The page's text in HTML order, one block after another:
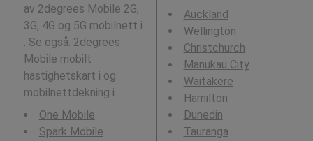
av 2degrees Mobile 2G,
3G, 4G og 5G mobilnett i
. Se også: 2degrees
Mobile mobilt
hastighetskart i og
mobilnettdekning i .
One Mobile
Spark Mobile
Auckland
Wellington
Christchurch
Manukau City
Waitakere
Hamilton
Dunedin
Tauranga